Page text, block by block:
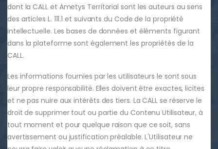
dont la CALL et Ametys Territorial sont les auteurs au sens
des articles L. 111.1 et suivants du Code de la propriété
intellectuelle. Les bases de données et éléments figurant
dans la plateforme sont également les propriétés de la
CALL.
Les informations fournies par les utilisateurs le sont sous
leur propre responsabilité. Elles doivent être exactes, licites
et ne pas nuire aux intérêts des tiers. La CALL se réserve le
droit de supprimer tout ou partie du Contenu Utilisateur, à
tout moment et pour quelque raison que ce soit, sans
avertissement ou justification préalable. L'Utilisateur ne